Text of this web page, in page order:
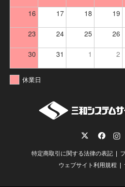
16 17 18 19
23 24 25 26
30 31 1 2
休業日
RSS
特定商取引に関する法律の表記
ウェブサイト利用規程